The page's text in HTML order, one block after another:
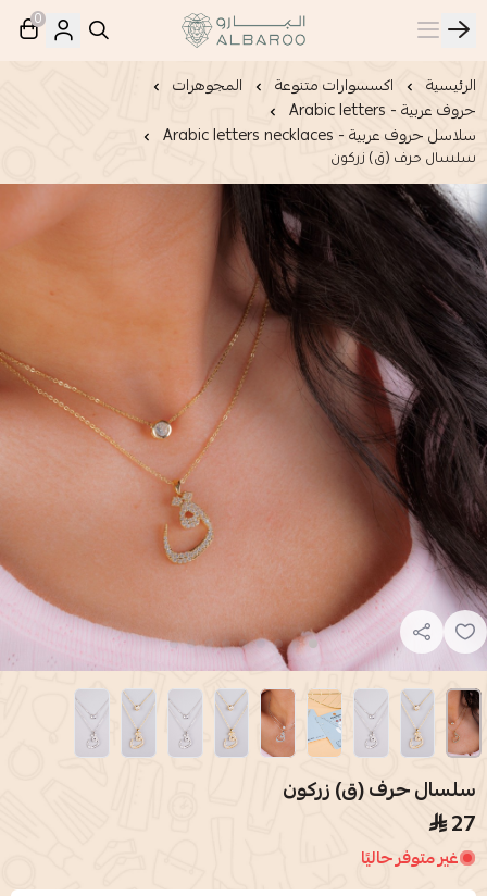
البارو | Albaroo
0
الرئيسية اكسسوارات متنوعة
المجوهرات
حروف عربية - Arabic letters
سلاسل حروف عربية - Arabic letters necklaces
سلسال حرف (ق) زركون
سلسال حرف (ق) زركون
27
غير متوفر حاليًا